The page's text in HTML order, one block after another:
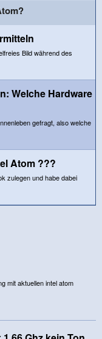
Bild während des
Welche Hardware
gefragt, also welche
Atom ???
zulegen und habe dabei
mit aktuellen intel atom